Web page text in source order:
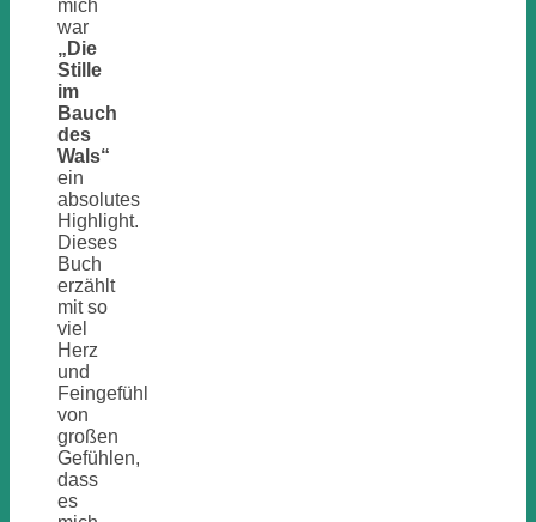
mich
war
„Die
Stille
im
Bauch
des
Wals“
ein
absolutes
Highlight.
Dieses
Buch
erzählt
mit so
viel
Herz
und
Feingefühl
von
großen
Gefühlen,
dass
es